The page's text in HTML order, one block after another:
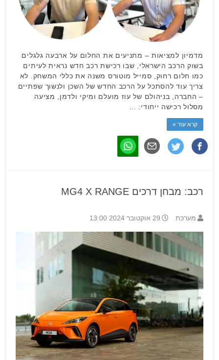
מדמיון למציאות – מתניעים את החלום על ארבעה גלגלים
בשוק הרכב הישראלי, שבו רכישת רכב חדש נראית לעיתים
כמו חלום רחוק, סמייל מוטורס משנה את כללי המשחק. לא
צריך עוד להסתכל על הרכב החדש של השכן ולנשוך שפתיים
– החברה, בניהולם של עוז מועלם ומיקי ולדמן, מציעה
מסלול רכישה ייחודי: …
קרא עוד »
רכב: מבחן דרכים MG4 X RANGE
מערכת 29 אוקטובר 2024 13:00